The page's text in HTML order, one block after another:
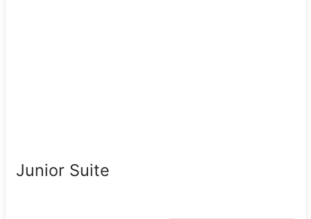
Junior Suite